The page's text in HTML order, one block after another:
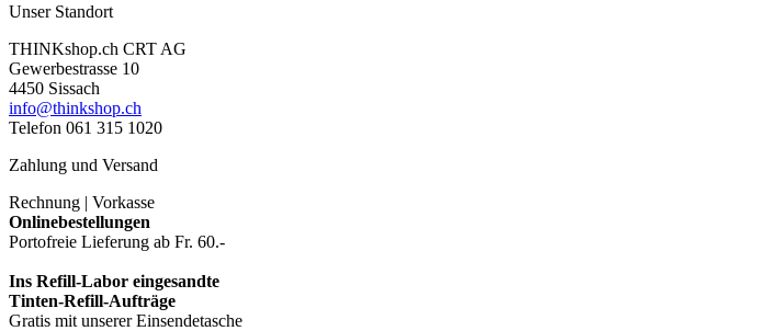
Unser Standort
THINKshop.ch CRT AG
Gewerbestrasse 10
4450 Sissach
info@thinkshop.ch
Telefon 061 315 1020
Zahlung und Versand
Rechnung | Vorkasse
Onlinebestellungen
Portofreie Lieferung ab Fr. 60.-
Ins Refill-Labor eingesandte
Tinten-Refill-Aufträge
Gratis mit unserer Einsendetasche